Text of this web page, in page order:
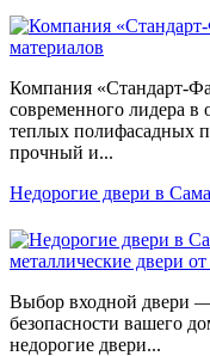
Компания «Стандарт-
современного лидера в
теплых полифасадных
прочный и...
Недорогие двери в
Выбор входной двери —
безопасности вашего
недорогие двери...